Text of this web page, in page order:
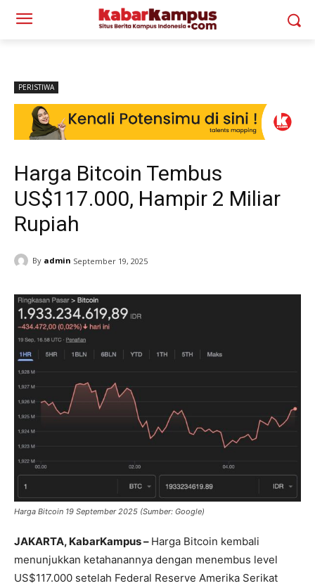
PERISTIWA
Harga Bitcoin Tembus
US$117.000, Hampir 2 Miliar
Rupiah
By admin September 19, 2025
Harga Bitcoin 19 September 2025 (Sumber: Google)
JAKARTA, KabarKampus – Harga Bitcoin kembali
menunjukkan ketahanannya dengan menembus level
US$117.000 setelah Federal Reserve Amerika Serikat